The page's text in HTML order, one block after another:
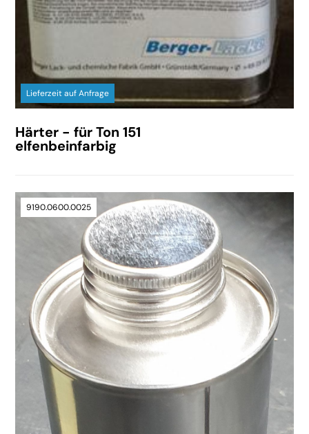
Lieferzeit auf Anfrage
Härter - für Ton 151
elfenbeinfarbig
9190.0600.0025